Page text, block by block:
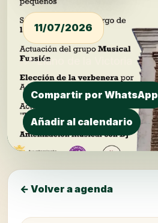
11/07/2026
📍 Llano de la Victoria
Compartir por WhatsApp
Añadir al calendario
← Volver a agenda